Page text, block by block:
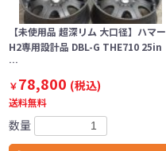
【未使用品 超深リム 大口径】ハマー
H2専用設計品 DBL-G THE710 25in
…
￥78,800 (税込)
送料無料
数量